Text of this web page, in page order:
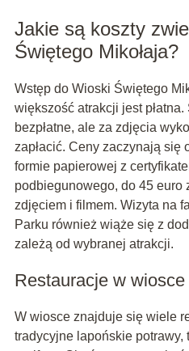
Jakie są koszty
Świętego Mikołaja?
Wstęp do Wioski Świętego
większość atrakcji jest
bezpłatne, ale za zdjęcia
zapłacić. Ceny zaczynają się
formie papierowej z
podbiegunowego, do 45 euro
zdjęciem i filmem. Wizyta na
Parku również wiąże się z
zależą od wybranej atrakcji.
Restauracje w wiosce
W wiosce znajduje się wiele
tradycyjne lapońskie potrawy,